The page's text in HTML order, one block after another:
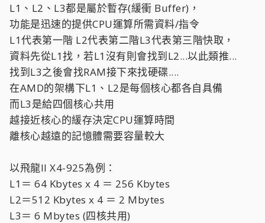
L1、L2、L3都是屬於暫存(緩衝 Buffer)，
功能是迅速的提供CPU運算所需資料/指令
L1代表第一階 L2代表第二階L3代表第三階快取，
資料先從L1找，若L1沒有則會找到L2...以此類推...
找到L3之後會找RAM接下來找硬碟....
在AMD的架構下L1、L2是每個核心都各自具備
而L3是給四個核心共用
越接近核心的緩存決定CPU運算時間
離核心越遠的記憶體需要容量較大
以飛龍II X4-925為例：
L1＝ 64 Kbytes x 4 ＝ 256 Kbytes
L2＝512 Kbytes x 4 ＝ 2 Mbytes
L3＝ 6 Mbytes (四核共用)